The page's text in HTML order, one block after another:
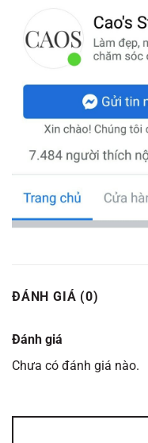
ĐÁNH GIÁ (0)
Đánh giá
Chưa có đánh giá nào.